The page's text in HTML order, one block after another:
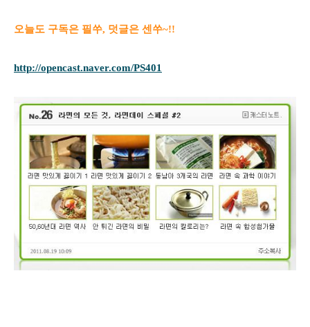
오늘도 구독은 필쑤, 덧글은 센쑤~!!
http://opencast.naver.com/PS401